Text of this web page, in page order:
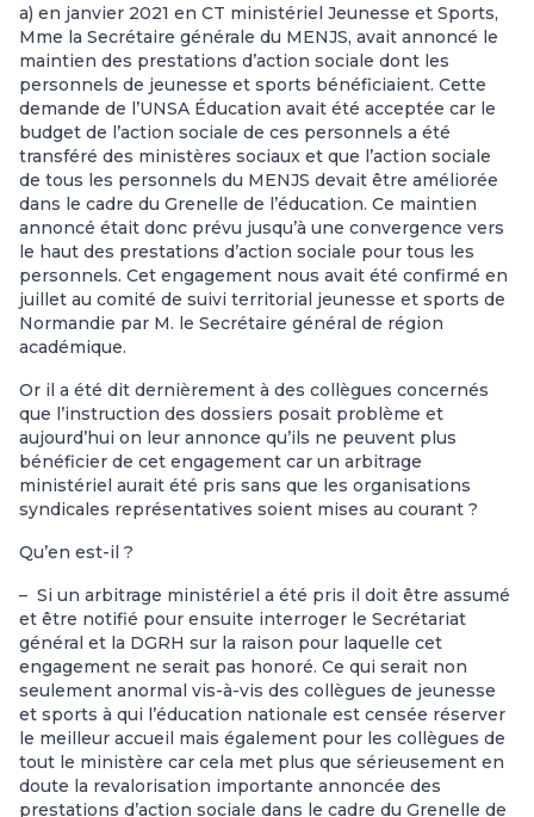
a) en janvier 2021 en CT ministériel Jeunesse et Sports,
Mme la Secrétaire générale du MENJS, avait annoncé le
maintien des prestations d’action sociale dont les
personnels de jeunesse et sports bénéficiaient. Cette
demande de l’UNSA Éducation avait été acceptée car le
budget de l’action sociale de ces personnels a été
transféré des ministères sociaux et que l’action sociale
de tous les personnels du MENJS devait être améliorée
dans le cadre du Grenelle de l’éducation. Ce maintien
annoncé était donc prévu jusqu’à une convergence vers
le haut des prestations d’action sociale pour tous les
personnels. Cet engagement nous avait été confirmé en
juillet au comité de suivi territorial jeunesse et sports de
Normandie par M. le Secrétaire général de région
académique.
Or il a été dit dernièrement à des collègues concernés
que l’instruction des dossiers posait problème et
aujourd’hui on leur annonce qu’ils ne peuvent plus
bénéficier de cet engagement car un arbitrage
ministériel aurait été pris sans que les organisations
syndicales représentatives soient mises au courant ?
Qu’en est-il ?
– Si un arbitrage ministériel a été pris il doit être assumé
et être notifié pour ensuite interroger le Secrétariat
général et la DGRH sur la raison pour laquelle cet
engagement ne serait pas honoré. Ce qui serait non
seulement anormal vis-à-vis des collègues de jeunesse
et sports à qui l’éducation nationale est censée réserver
le meilleur accueil mais également pour les collègues de
tout le ministère car cela met plus que sérieusement en
doute la revalorisation importante annoncée des
prestations d’action sociale dans le cadre du Grenelle de